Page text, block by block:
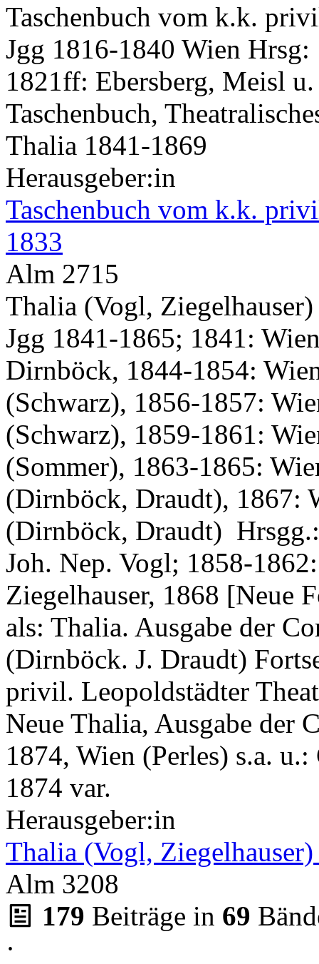
Taschenbuch vom k.k.
Jgg 1816-1840 Wien
1821ff: Ebersberg, Meisl
Taschenbuch,
Thalia 1841-1869
Herausgeber:in
Taschenbuch vom k.k.
1833
Alm 2715
Thalia (Vogl, Ziegelhauser)
Jgg 1841-1865; 1841:
Dirnböck, 1844-1854:
(Schwarz), 1856-1857:
(Schwarz), 1859-1861:
(Sommer), 1863-1865:
(Dirnböck, Draudt), 1867:
(Dirnböck, Draudt)
Joh. Nep. Vogl; 1858-
Ziegelhauser, 1868 [Neue
als: Thalia. Ausgabe der
(Dirnböck. J. Draudt)
privil. Leopoldstädter
Neue Thalia, Ausgabe der
1874, Wien (Perles) s.a.
1874 var.
Herausgeber:in
Thalia (Vogl,
Alm 3208
179 Beiträge in 69
·